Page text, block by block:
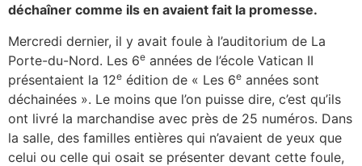
déchaîner comme ils en avaient fait la promesse.
Mercredi dernier, il y avait foule à l’auditorium de La
Porte-du-Nord. Les 6e années de l’école Vatican II
présentaient la 12e édition de « Les 6e années sont
déchainées ». Le moins que l’on puisse dire, c’est qu’ils
ont livré la marchandise avec près de 25 numéros. Dans
la salle, des familles entières qui n’avaient de yeux que
celui ou celle qui osait se présenter devant cette foule,